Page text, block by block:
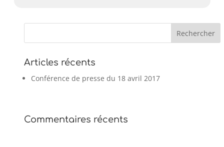
Articles récents
Conférence de presse du 18 avril 2017
Commentaires récents